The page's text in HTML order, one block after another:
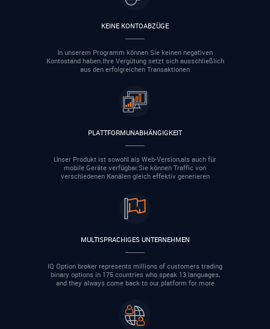
KEINE KONTOABZÜGE
In unserem Programm können Sie keinen negativen
Kontostand haben.Ihre Vergütung setzt sich ausschließlich
aus den erfolgreichen Transaktionen
PLATTFORMUNABHÄNGIGKEIT
Unser Produkt ist sowohl als Web-Version,als auch für
mobile Geräte verfügbar.Sie können Traffic von
verschiedenen Kanälen gleich effektiv generieren
MULTISPRACHIGES UNTERNEHMEN
IQ Option broker represents millions of customers trading
binary options in 175 countries who speak 13 languages,
and they always come back to our platform for more